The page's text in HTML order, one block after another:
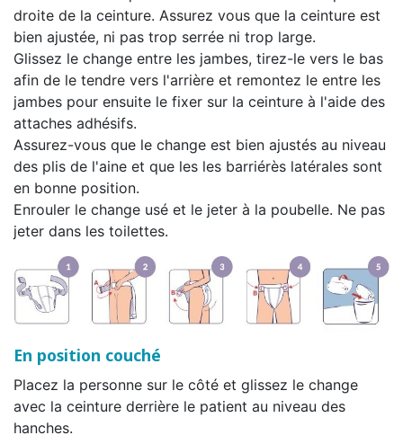
droite de la ceinture. Assurez vous que la ceinture est
bien ajustée, ni pas trop serrée ni trop large.
Glissez le change entre les jambes, tirez-le vers le bas
afin de le tendre vers l'arrière et remontez le entre les
jambes pour ensuite le fixer sur la ceinture à l'aide des
attaches adhésifs.
Assurez-vous que le change est bien ajustés au niveau
des plis de l'aine et que les les barriérès latérales sont
en bonne position.
Enrouler le change usé et le jeter à la poubelle. Ne pas
jeter dans les toilettes.
En position couché
Placez la personne sur le côté et glissez le change
avec la ceinture derrière le patient au niveau des
hanches.